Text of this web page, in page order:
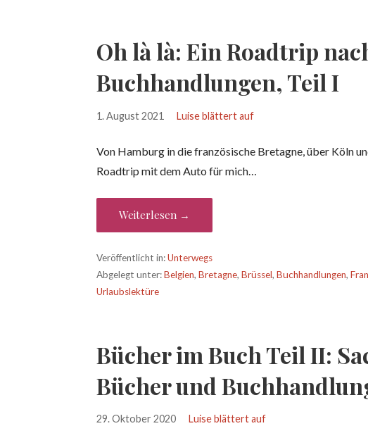
Oh là là: Ein Roadtrip
Buchhandlungen, Teil I
1. August 2021 Luise blättert auf
Von Hamburg in die französische Bretagne, über Köln
Roadtrip mit dem Auto für mich…
Weiterlesen →
Veröffentlicht in:Unterwegs
Abgelegt unter:Belgien,Bretagne,Brüssel,Buchhandlungen,
Urlaubslektüre
Bücher im Buch Teil II:
Bücher und
29. Oktober 2020 Luise blättert auf